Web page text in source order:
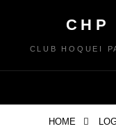
content
CHP
CLUB HOQUEI
HOME